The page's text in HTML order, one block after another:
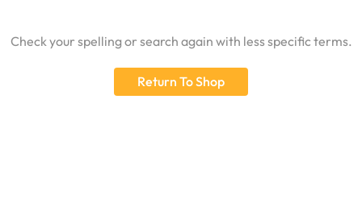
Check your spelling or search again with less specific terms.
Return To Shop